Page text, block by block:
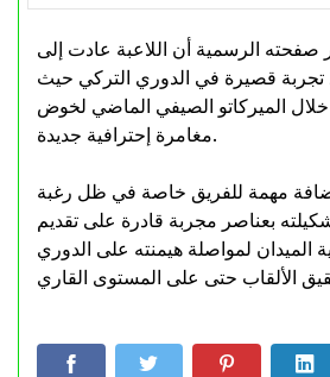
صفحته الرسمية أن اللاعبة عادت إلى
قصيرة في الدوري التركي حيث
الميركاتو الصيفي الماضي لخوض
مغامرة إحترافية جديدة.
مهمة للفريق خاصة في ظل رغبة
بعناصر مجربة قادرة على تقديم
الميدان لمواصلة هيمنته على الدوري